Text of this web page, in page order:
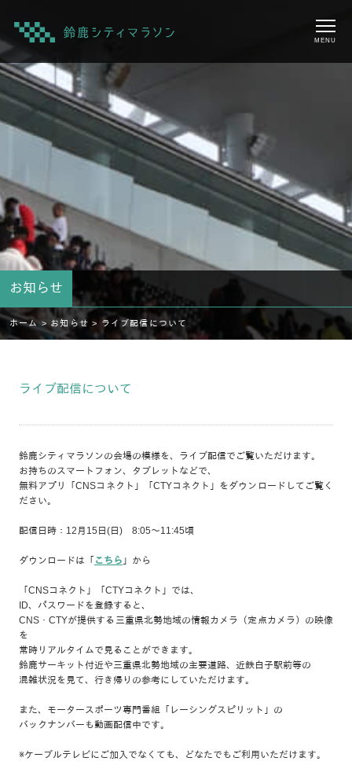
MENU
お知らせ
ホーム > お知らせ > ライブ配信について
ライブ配信について
鈴鹿シティマラソンの会場の模様を、ライブ配信でご覧いただけます。
お持ちのスマートフォン、タブレットなどで、
無料アプリ「CNSコネクト」「CTYコネクト」をダウンロードしてご覧く
ださい。
配信日時：12月15日(日) 8:05～11:45頃
ダウンロードは「 こちら 」から
「CNSコネクト」「CTYコネクト」では、
ID、パスワードを登録すると、
CNS・CTYが提供する三重県北勢地域の情報カメラ（定点カメラ）の映像
を
常時リアルタイムで見ることができます。
鈴鹿サーキット付近や三重県北勢地域の主要道路、近鉄白子駅前等の
混雑状況を見て、行き帰りの参考にしていただけます。
また、モータースポーツ専門番組「レーシングスピリット」の
バックナンバーも動画配信中です。
※ケーブルテレビにご加入でなくても、どなたでもご利用いただけます。